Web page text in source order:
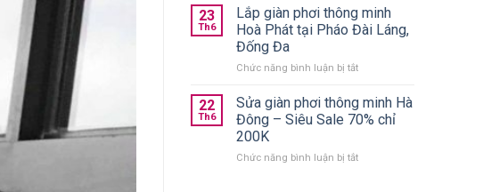
chọn
loại
nào
giàn
phơi
Thanh
Golden
chung
cư
số
Lê
23
Th6
Lắp giàn phơi thông minh
Hoà Phát tại Pháo Đài Láng,
Đống Đa
Chức năng bình luận bị tắtở
giàn
phơi
thông
Hoà
22
Th6
Sửa giàn phơi thông minh Hà
Đông – Siêu Sale 70% chỉ
200K
Chức năng bình luận bị tắtở